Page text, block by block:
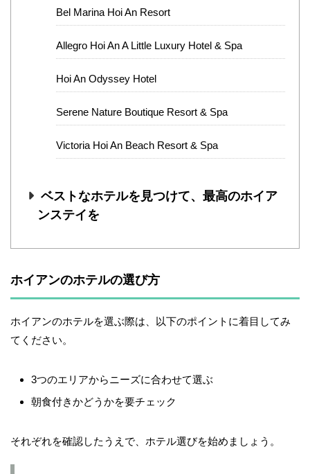
Bel Marina Hoi An Resort
Allegro Hoi An A Little Luxury Hotel & Spa
Hoi An Odyssey Hotel
Serene Nature Boutique Resort & Spa
Victoria Hoi An Beach Resort & Spa
ベストなホテルを見つけて、最高のホイア
ンステイを
ホイアンのホテルの選び方
ホイアンのホテルを選ぶ際は、以下のポイントに着目してみ
てください。
3つのエリアからニーズに合わせて選ぶ
朝食付きかどうかを要チェック
それぞれを確認したうえで、ホテル選びを始めましょう。